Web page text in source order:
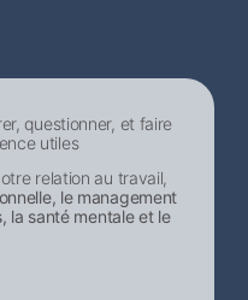
questionner, et faire
utiles
relation au travail,
le management
la santé mentale et le